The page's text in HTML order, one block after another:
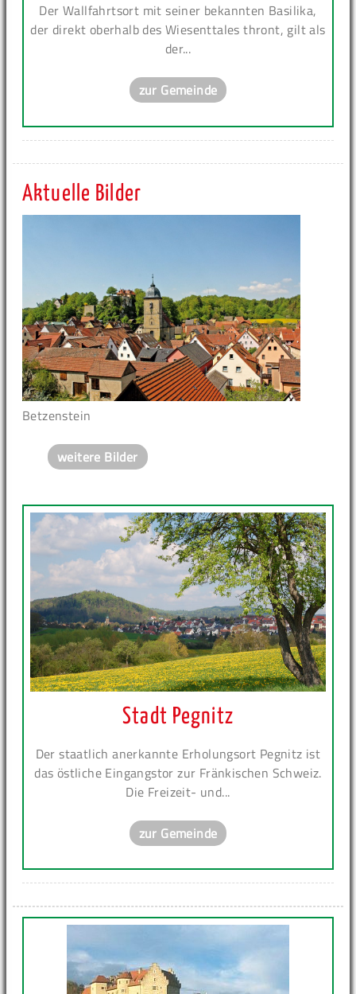
Der Wallfahrtsort mit seiner bekannten Basilika,
der direkt oberhalb des Wiesenttales thront, gilt als
der...
zur Gemeinde
Aktuelle Bilder
Betzenstein
weitere Bilder
Stadt Pegnitz
Der staatlich anerkannte Erholungsort Pegnitz ist
das östliche Eingangstor zur Fränkischen Schweiz.
Die Freizeit- und...
zur Gemeinde